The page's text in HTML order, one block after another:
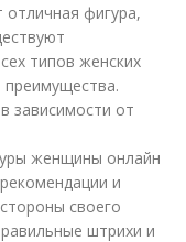
фигура,
типов женских
преимущества.
зависимости от
женщины онлайн
и
своего
штрихи и